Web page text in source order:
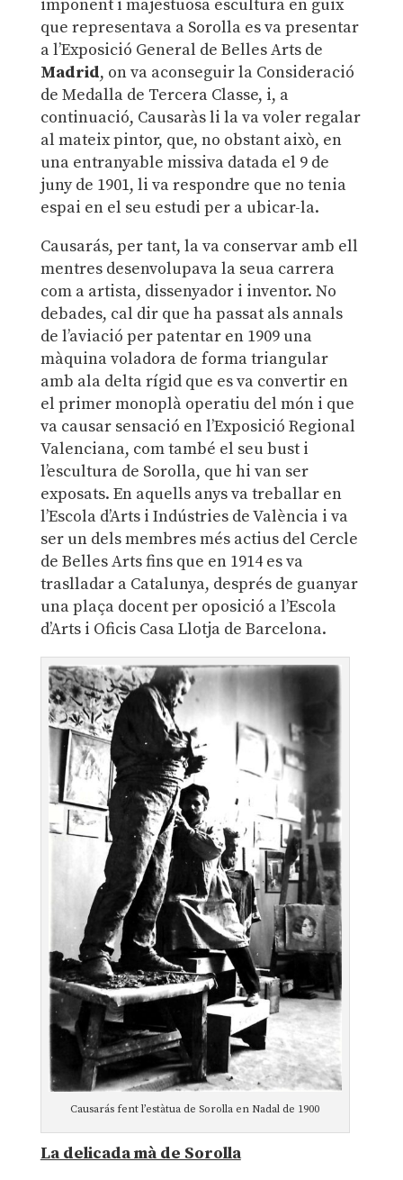
imponent i majestuosa escultura en guix
que representava a Sorolla es va presentar
a l’Exposició General de Belles Arts de
Madrid, on va aconseguir la Consideració
de Medalla de Tercera Classe, i, a
continuació, Causaràs li la va voler regalar
al mateix pintor, que, no obstant això, en
una entranyable missiva datada el 9 de
juny de 1901, li va respondre que no tenia
espai en el seu estudi per a ubicar-la.
Causarás, per tant, la va conservar amb ell
mentres desenvolupava la seua carrera
com a artista, dissenyador i inventor. No
debades, cal dir que ha passat als annals
de l’aviació per patentar en 1909 una
màquina voladora de forma triangular
amb ala delta rígid que es va convertir en
el primer monoplà operatiu del món i que
va causar sensació en l’Exposició Regional
Valenciana, com també el seu bust i
l’escultura de Sorolla, que hi van ser
exposats. En aquells anys va treballar en
l’Escola d’Arts i Indústries de València i va
ser un dels membres més actius del Cercle
de Belles Arts fins que en 1914 es va
traslladar a Catalunya, després de guanyar
una plaça docent per oposició a l’Escola
d’Arts i Oficis Casa Llotja de Barcelona.
Causarás fent l’estàtua de Sorolla en Nadal de 1900
La delicada mà de Sorolla